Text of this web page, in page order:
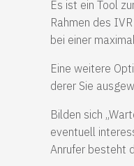
Es ist ein Tool
Rahmen des
bei einer
Eine weitere
derer Sie
Bilden sich
eventuell
Anrufer besteht